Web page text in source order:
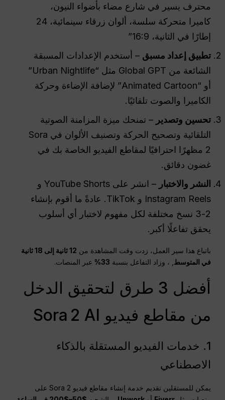
محترف يسير في شارع مضاء بأضواء النيون،
كاميرا متحركة سلسة، ألوان زرقاء سينمائية، 24
إطارًا في الثانية، 16:9”
تطبيق إعداد مسبق – أستخدم الإعدادات المسبقة
الشائعة من Global GPT مثل “Urban Nightlife”
أو “Animated Cartoon” لإضافة الإضاءة وحركة
الكاميرا والصوت تلقائيًا.
تحسين وتصدير – تمنحك ميزة المزامنة الصوتية
التلقائية وتصحيح الحركة وتصنيف الألوان في Sora
2 مظهرًا احترافيًا لمقاطع الفيديو الخاصة بك في
غضون دقائق.
النشر والاختبار
– انشر على YouTube Shorts و
Instagram Reels و TikTok. عادةً ما أقوم بإنشاء
2-3 نسخ مختلفة لكل مفهوم لاختبار أي أسلوب
يحقق تفاعلًا أكبر.
باتباع هذا سير العمل، زدت وقت المشاهدة من
12 ثانية إلى 18 ثانية
في المتوسط , ، وزاد التفاعل بنسبة 33% عبر المنصات.
أفضل 3 طرق لتحقيق الدخل
من مقاطع فيديو Sora 2 AI
1. خدمات الفيديو المستقلة بالذكاء
الاصطناعي
يمكن للمستقلين تقديم خدمة إنشاء مقاطع فيديو Sora 2 على